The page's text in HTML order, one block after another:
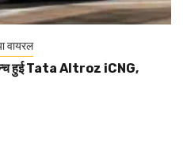
वायरल
हुई Tata Altroz iCNG,